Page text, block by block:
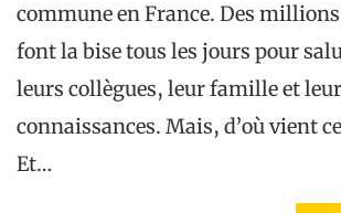
commune en France. Des
font la bise tous les jours pour
leurs collègues, leur famille et
connaissances. Mais, d’où vient
Et…